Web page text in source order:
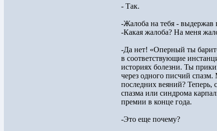
- Так.
-Жалоба на тебя - выдержав
-Какая жалоба? На меня
-Да нет! «Оперный ты
в соответствующие
историях болезни. Ты
через одного писчий
последних веяний? Теперь,
спазма или синдрома
премии в конце года.
-Это еще почему?